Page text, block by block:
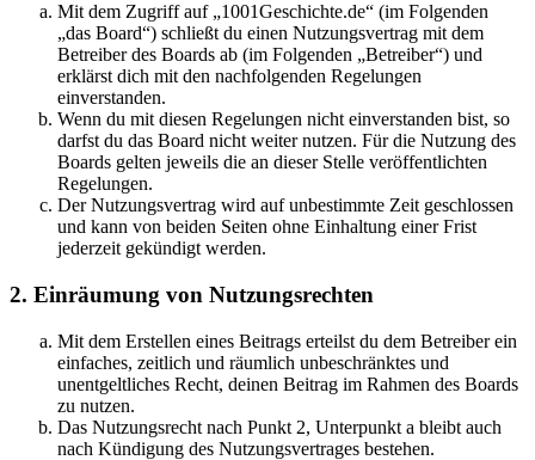
Mit dem Zugriff auf „1001Geschichte.de“ (im Folgenden
„das Board“) schließt du einen Nutzungsvertrag mit dem
Betreiber des Boards ab (im Folgenden „Betreiber“) und
erklärst dich mit den nachfolgenden Regelungen
einverstanden.
Wenn du mit diesen Regelungen nicht einverstanden bist, so
darfst du das Board nicht weiter nutzen. Für die Nutzung des
Boards gelten jeweils die an dieser Stelle veröffentlichten
Regelungen.
Der Nutzungsvertrag wird auf unbestimmte Zeit geschlossen
und kann von beiden Seiten ohne Einhaltung einer Frist
jederzeit gekündigt werden.
2. Einräumung von Nutzungsrechten
Mit dem Erstellen eines Beitrags erteilst du dem Betreiber ein
einfaches, zeitlich und räumlich unbeschränktes und
unentgeltliches Recht, deinen Beitrag im Rahmen des Boards
zu nutzen.
Das Nutzungsrecht nach Punkt 2, Unterpunkt a bleibt auch
nach Kündigung des Nutzungsvertrages bestehen.